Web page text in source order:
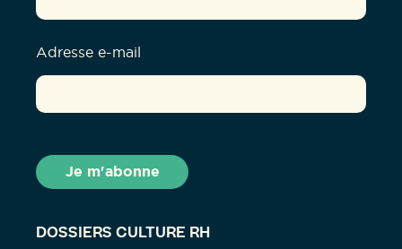
DOSSIERS CULTURE RH
Adresse e-mail